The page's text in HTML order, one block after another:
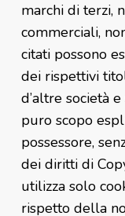
marchi di terzi,
commerciali,
citati possono
dei rispettivi
d’altre società
puro scopo
possessore,
dei diritti di
utilizza solo
rispetto della